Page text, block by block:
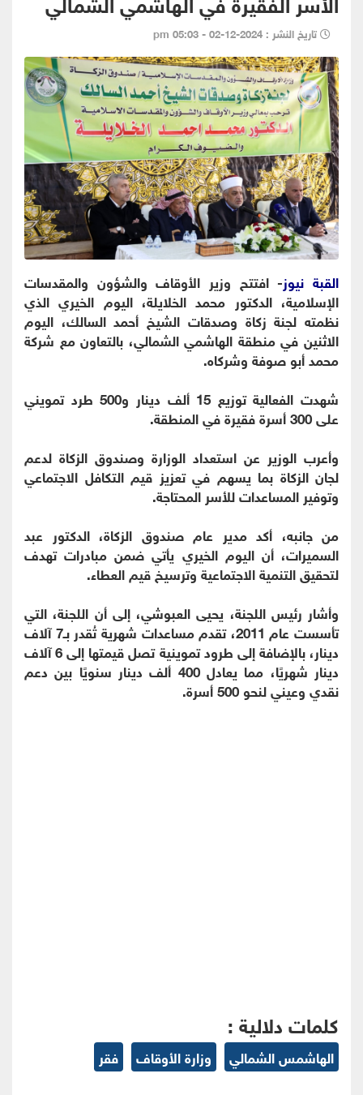
تاريخ النشر : 2024-12-02 - 05:03 pm
القبة نيوز- افتتح وزير الأوقاف والشؤون والمقدسات
الإسلامية، الدكتور محمد الخلايلة، اليوم الخيري الذي
نظمته لجنة زكاة وصدقات الشيخ أحمد السالك، اليوم
الاثنين في منطقة الهاشمي الشمالي، بالتعاون مع شركة
محمد أبو صوفة وشركاه.
شهدت الفعالية توزيع 15 ألف دينار و500 طرد تمويني
على 300 أسرة فقيرة في المنطقة.
وأعرب الوزير عن استعداد الوزارة وصندوق الزكاة لدعم
لجان الزكاة بما يسهم في تعزيز قيم التكافل الاجتماعي
وتوفير المساعدات للأسر المحتاجة.
من جانبه، أكد مدير عام صندوق الزكاة، الدكتور عبد
السميرات، أن اليوم الخيري يأتي ضمن مبادرات تهدف
لتحقيق التنمية الاجتماعية وترسيخ قيم العطاء.
وأشار رئيس اللجنة، يحيى العبوشي، إلى أن اللجنة، التي
تأسست عام 2011، تقدم مساعدات شهرية تُقدر بـ7 آلاف
دينار، بالإضافة إلى طرود تموينية تصل قيمتها إلى 6 آلاف
دينار شهريًا، مما يعادل 400 ألف دينار سنويًا بين دعم
نقدي وعيني لنحو 500 أسرة.
كلمات دلالية :
الهاشمس الشمالي وزارة الأوقاف فقر